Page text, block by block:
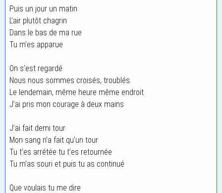
Puis un jour un matin
L’air plutôt chagrin
Dans le bas de ma rue
Tu m’es apparue
On s’est regardé
Nous nous sommes croisés, troublés.
Le lendemain, même heure même endroit
J’ai pris mon courage à deux mains
J’ai fait demi tour
Mon sang n’a fait qu’un tour
Tu t’es arrêtée tu t’es retournée
Tu m’as souri et puis tu as continué
Que voulais tu me dire